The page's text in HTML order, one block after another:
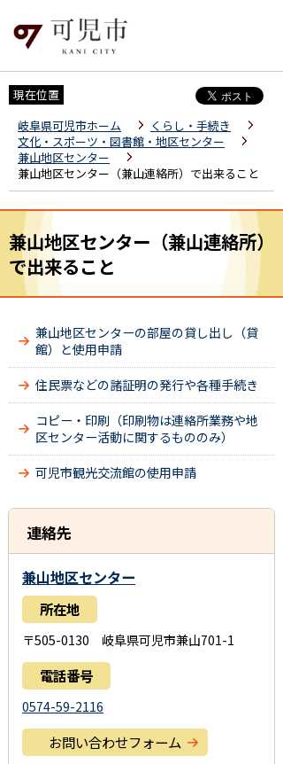
現在位置
岐阜県可児市ホーム
くらし・手続き
文化・スポーツ・図書館・地区センター
兼山地区センター
兼山地区センター（兼山連絡所）で出来ること
兼山地区センター（兼山連絡所）
で出来ること
兼山地区センターの部屋の貸し出し（貸
館）と使用申請
住民票などの諸証明の発行や各種手続き
コピー・印刷（印刷物は連絡所業務や地
区センター活動に関するもののみ）
可児市観光交流館の使用申請
連絡先
兼山地区センター
所在地
〒505-0130 岐阜県可児市兼山701-1
電話番号
0574-59-2116
お問い合わせフォーム